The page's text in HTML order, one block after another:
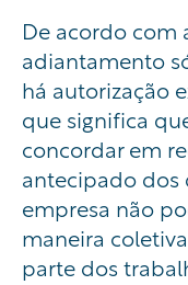
De acordo com
adiantamento
há autorização
que significa
concordar em
antecipado dos
empresa não
maneira
parte dos